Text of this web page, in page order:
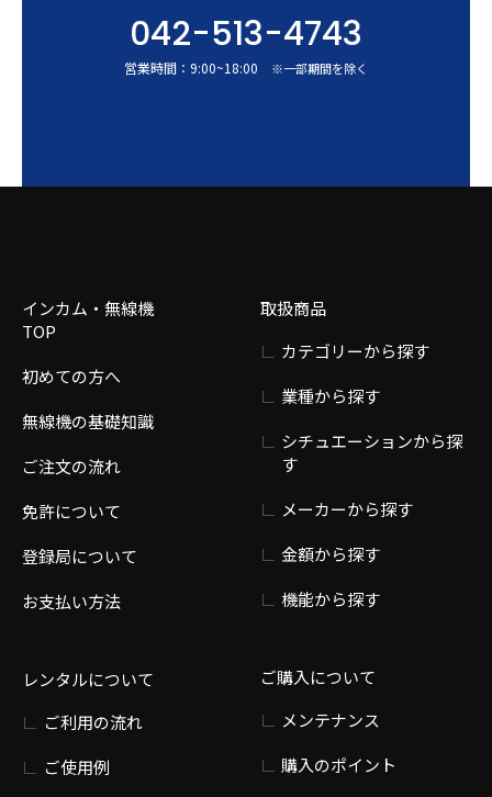
042-513-4743
営業時間： 9:00~18:00 ※一部期間を除く
インカム・無線機
TOP
初めての方へ
無線機の基礎知識
ご注文の流れ
免許について
登録局について
お支払い方法
レンタルについて
ご利用の流れ
ご使用例
取扱商品
カテゴリーから探す
業種から探す
シチュエーションから探
す
メーカーから探す
金額から探す
機能から探す
ご購入について
メンテナンス
購入のポイント